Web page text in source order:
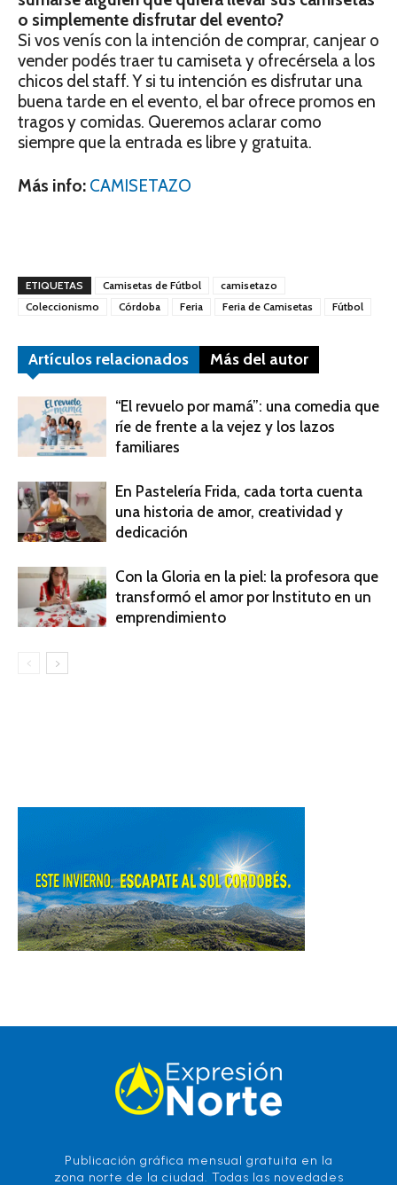
o simplemente disfrutar del evento?
Si vos venís con la intención de comprar, canjear o
vender podés traer tu camiseta y ofrecérsela a los
chicos del staff. Y si tu intención es disfrutar una
buena tarde en el evento, el bar ofrece promos en
tragos y comidas. Queremos aclarar como
siempre que la entrada es libre y gratuita.
Más info: CAMISETAZO
ETIQUETAS Camisetas de Fútbol
camisetazo
Coleccionismo
Córdoba Feria Feria de Camisetas Fútbol
Artículos relacionados Más del autor
“El revuelo por mamá”: una comedia que
ríe de frente a la vejez y los lazos
familiares
En Pastelería Frida, cada torta cuenta
una historia de amor, creatividad y
dedicación
Con la Gloria en la piel: la profesora que
transformó el amor por Instituto en un
emprendimiento
Publicación gráfica mensual gratuita en la
zona norte de la ciudad. Todas las novedades